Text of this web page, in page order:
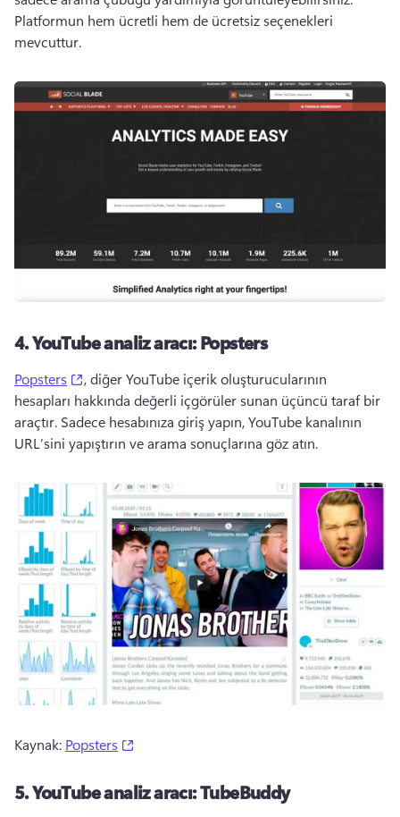
Platformun hem ücretli hem de ücretsiz seçenekleri
mevcuttur.
4.YouTube analiz aracı: Popsters
Popsters (opens in a new tab)
, diğer YouTube içerik oluşturucularının
hesapları hakkında değerli içgörüler sunan üçüncü taraf bir
araçtır. Sadece hesabınıza giriş yapın, YouTube kanalının
URL’sini yapıştırın ve arama sonuçlarına göz atın.
Kaynak: Popsters
5.YouTube analiz aracı: TubeBuddy